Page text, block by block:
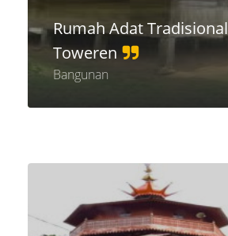
Rumah Adat Tradisional
Toweren
Bangunan